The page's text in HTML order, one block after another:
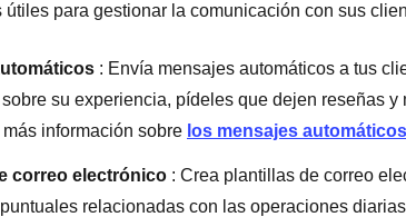
útiles para gestionar la comunicación con sus
: Envía mensajes automáticos a tus
su experiencia, pídeles que dejen reseñas y
información sobre los mensajes
correo electrónico : Crea plantillas de correo
relacionadas con las operaciones